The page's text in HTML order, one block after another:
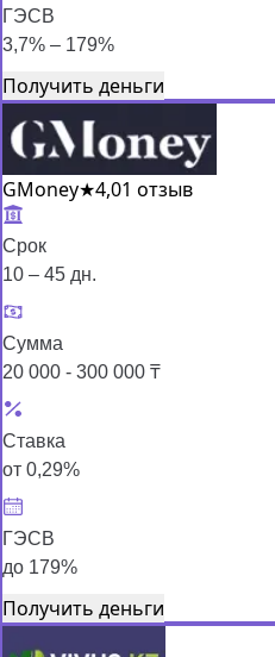
ГЭСВ
3,7% – 179%
Получить деньги
GMoney★4,01 отзыв
Срок
10 – 45 дн.
Сумма
20 000 - 300 000 ₸
Ставка
от 0,29%
ГЭСВ
до 179%
Получить деньги